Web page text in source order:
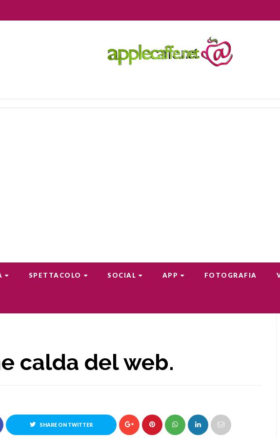
SPETTACOLO SOCIAL APP FOTOGRAFIA
calda del web.
SHARE ON TWITTER